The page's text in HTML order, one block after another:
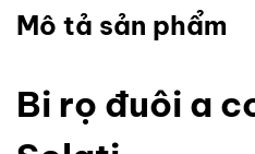
Mô tả sản phẩm
Bi rọ đuôi a